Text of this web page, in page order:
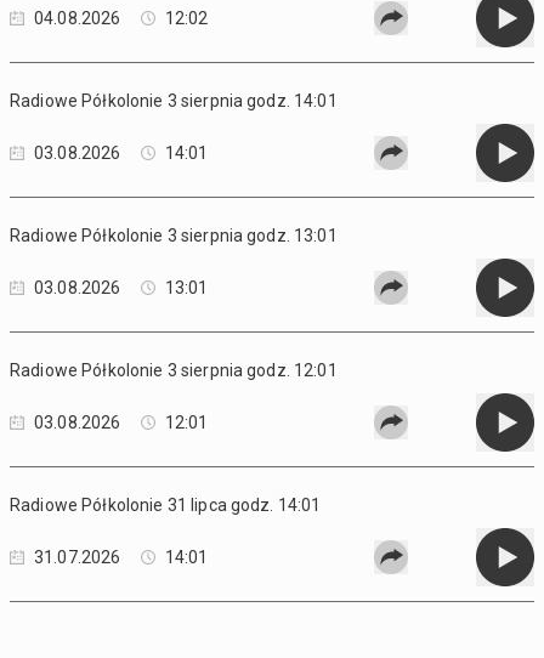
04.08.2026 12:02
Radiowe Półkolonie 3 sierpnia godz. 14:01
03.08.2026 14:01
Radiowe Półkolonie 3 sierpnia godz. 13:01
03.08.2026 13:01
Radiowe Półkolonie 3 sierpnia godz. 12:01
03.08.2026 12:01
Radiowe Półkolonie 31 lipca godz. 14:01
31.07.2026 14:01